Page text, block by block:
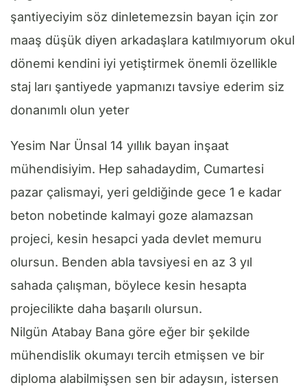
şantiyeciyim söz dinletemezsin bayan için zor
maaş düşük diyen arkadaşlara katılmıyorum okul
dönemi kendini iyi yetiştirmek önemli özellikle
staj ları şantiyede yapmanızı tavsiye ederim siz
donanımlı olun yeter
Yesim Nar Ünsal 14 yıllık bayan inşaat
mühendisiyim. Hep sahadaydim, Cumartesi
pazar çalismayi, yeri geldiğinde gece 1 e kadar
beton nobetinde kalmayi goze alamazsan
projeci, kesin hesapci yada devlet memuru
olursun. Benden abla tavsiyesi en az 3 yıl
sahada çalışman, böylece kesin hesapta
projecilikte daha başarılı olursun.
Nilgün Atabay Bana göre eğer bir şekilde
mühendislik okumayı tercih etmişsen ve bir
diploma alabilmişsen sen bir adaysın, istersen